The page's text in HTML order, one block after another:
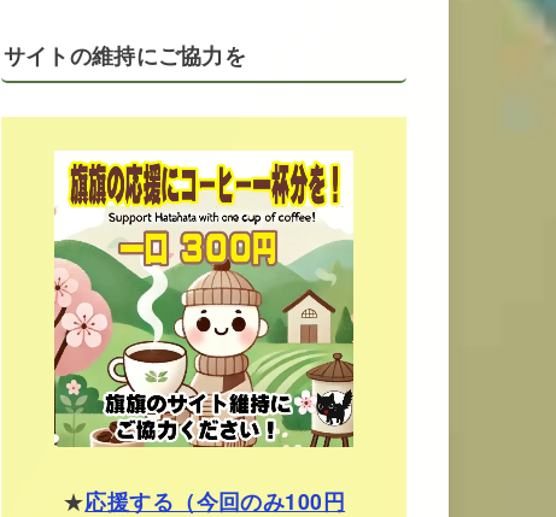
サイトの維持にご協力を
★応援する（今回のみ100円